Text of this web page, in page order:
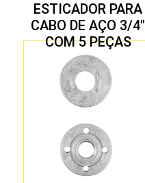
ESTICADOR PARA
CABO DE AÇO 3/4″
COM 5 PEÇAS